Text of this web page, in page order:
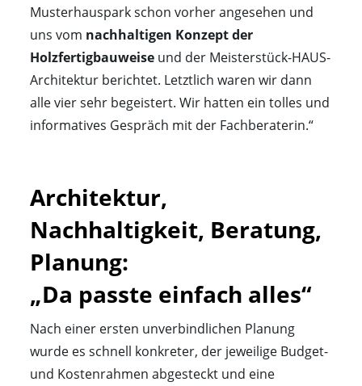
Musterhauspark schon vorher angesehen und
uns vom nachhaltigen Konzept der
Holzfertigbauweise und der Meisterstück-HAUS-
Architektur berichtet. Letztlich waren wir dann
alle vier sehr begeistert. Wir hatten ein tolles und
informatives Gespräch mit der Fachberaterin.“
Architektur,
Nachhaltigkeit, Beratung,
Planung:
„Da passte einfach alles“
Nach einer ersten unverbindlichen Planung
wurde es schnell konkreter, der jeweilige Budget-
und Kostenrahmen abgesteckt und eine